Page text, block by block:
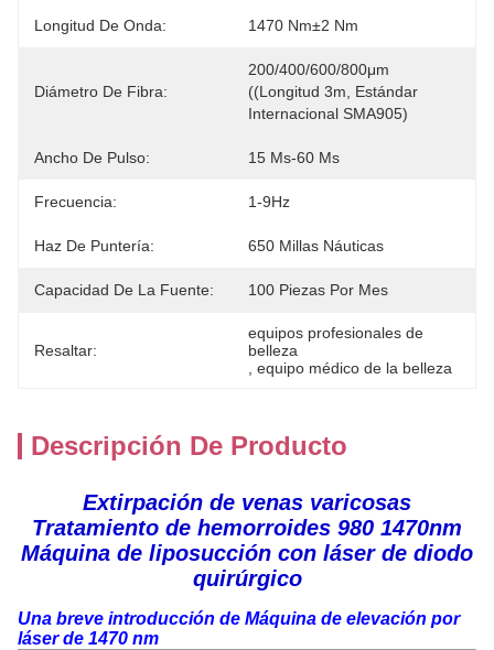
Longitud De Onda: 1470 Nm±2 Nm
Diámetro De Fibra:
200/400/600/800μm
((longitud 3m, Estándar
Internacional SMA905)
Ancho De Pulso: 15 Ms-60 Ms
Frecuencia: 1-9Hz
Haz De Puntería: 650 Millas Náuticas
Capacidad De La Fuente: 100 Piezas Por Mes
Resaltar:
equipos profesionales de
belleza
equipo médico de la belleza
Descripción De Producto
Extirpación de venas varicosas
Tratamiento de hemorroides 980 1470nm
Máquina de liposucción con láser de diodo
quirúrgico
Una breve introducción de Máquina de elevación por
láser de 1470 nm